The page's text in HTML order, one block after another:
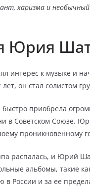
харизма и
Юрия
интерес к музыке и
лет, он стал солистом
приобрела
в Советском Союзе.
проникновенному
распалась, и Юрий
альбомы, такие
в России и за ее